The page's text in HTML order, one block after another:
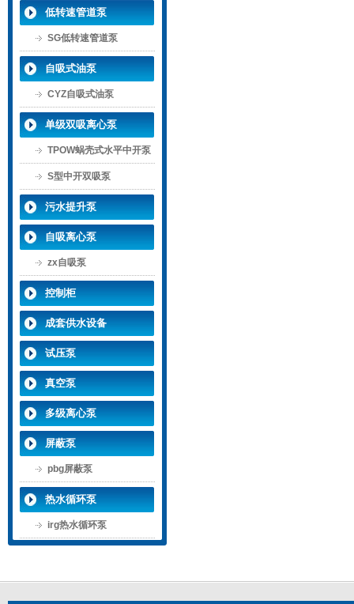
低转速管道泵
SG低转速管道泵
自吸式油泵
CYZ自吸式油泵
单级双吸离心泵
TPOW蜗壳式水平中开泵
S型中开双吸泵
污水提升泵
自吸离心泵
zx自吸泵
控制柜
成套供水设备
试压泵
真空泵
多级离心泵
屏蔽泵
pbg屏蔽泵
热水循环泵
irg热水循环泵